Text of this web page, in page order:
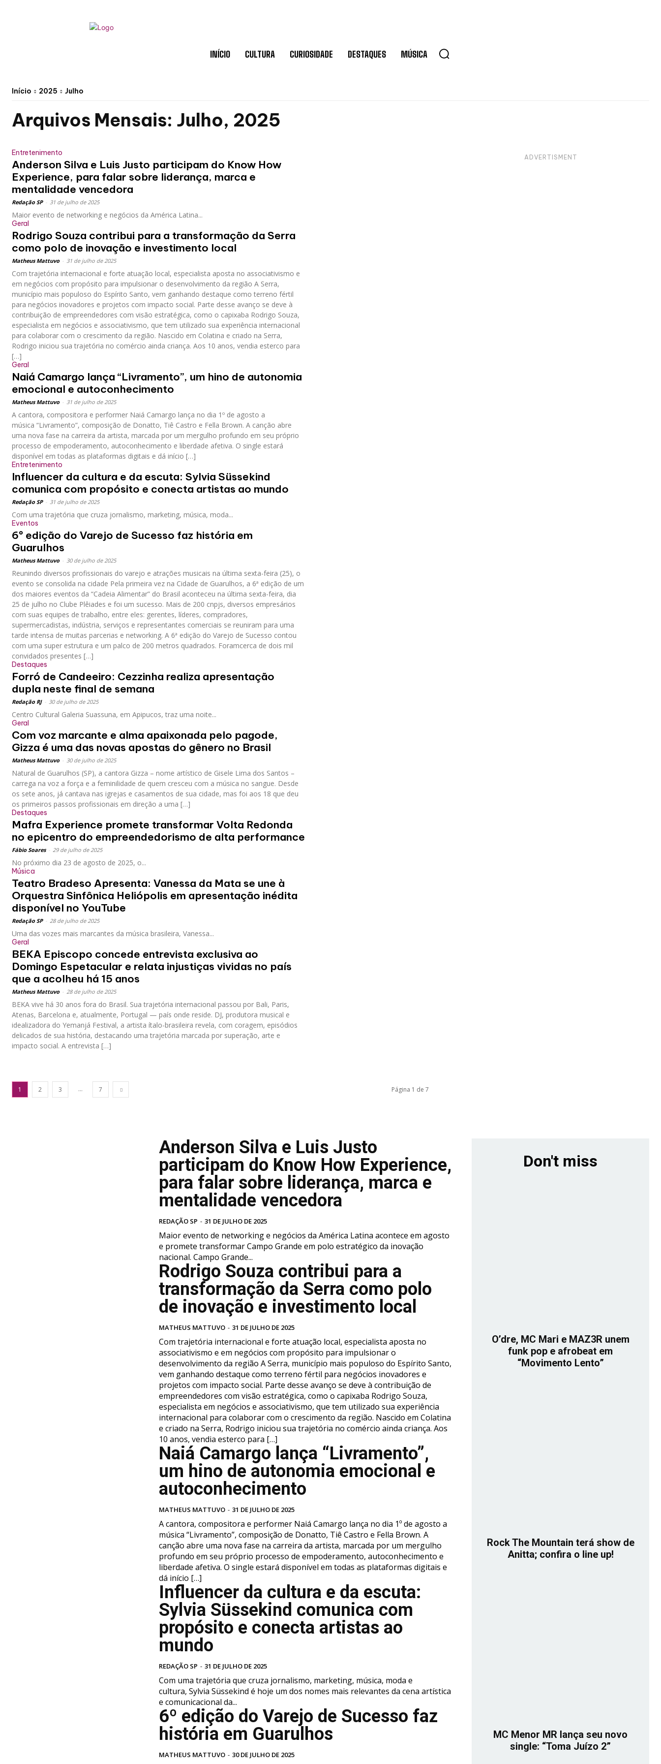
INÍCIO CULTURA CURIOSIDADE DESTAQUES MÚSICA
Início 2025 Julho
Arquivos Mensais: Julho, 2025
Entretenimento
Anderson Silva e Luis Justo participam do Know How
Experience, para falar sobre liderança, marca e
mentalidade vencedora
Redação SP 31 de julho de 2025
Maior evento de networking e negócios da América Latina...
Geral
Rodrigo Souza contribui para a transformação da Serra
como polo de inovação e investimento local
Matheus Mattuvo 31 de julho de 2025
Com trajetória internacional e forte atuação local, especialista aposta no associativismo e
em negócios com propósito para impulsionar o desenvolvimento da região A Serra,
município mais populoso do Espírito Santo, vem ganhando destaque como terreno fértil
para negócios inovadores e projetos com impacto social. Parte desse avanço se deve à
contribuição de empreendedores com visão estratégica, como o capixaba Rodrigo Souza,
especialista em negócios e associativismo, que tem utilizado sua experiência internacional
para colaborar com o crescimento da região. Nascido em Colatina e criado na Serra,
Rodrigo iniciou sua trajetória no comércio ainda criança. Aos 10 anos, vendia esterco para
[…]
Geral
Naiá Camargo lança “Livramento”, um hino de autonomia
emocional e autoconhecimento
Matheus Mattuvo 31 de julho de 2025
A cantora, compositora e performer Naiá Camargo lança no dia 1º de agosto a
música “Livramento”, composição de Donatto, Tiê Castro e Fella Brown. A canção abre
uma nova fase na carreira da artista, marcada por um mergulho profundo em seu próprio
processo de empoderamento, autoconhecimento e liberdade afetiva. O single estará
disponível em todas as plataformas digitais e dá início […]
Entretenimento
Influencer da cultura e da escuta: Sylvia Süssekind
comunica com propósito e conecta artistas ao mundo
Redação SP 31 de julho de 2025
Com uma trajetória que cruza jornalismo, marketing, música, moda...
Eventos
6º edição do Varejo de Sucesso faz história em
Guarulhos
Matheus Mattuvo 30 de julho de 2025
Reunindo diversos profissionais do varejo e atrações musicais na última sexta-feira (25), o
evento se consolida na cidade Pela primeira vez na Cidade de Guarulhos, a 6ª edição de um
dos maiores eventos da “Cadeia Alimentar” do Brasil aconteceu na última sexta-feira, dia
25 de julho no Clube Plêiades e foi um sucesso. Mais de 200 cnpjs, diversos empresários
com suas equipes de trabalho, entre eles: gerentes, líderes, compradores,
supermercadistas, indústria, serviços e representantes comerciais se reuniram para uma
tarde intensa de muitas parcerias e networking. A 6ª edição do Varejo de Sucesso contou
com uma super estrutura e um palco de 200 metros quadrados. Foramcerca de dois mil
convidados presentes […]
Destaques
Forró de Candeeiro: Cezzinha realiza apresentação
dupla neste final de semana
Redação RJ 30 de julho de 2025
Centro Cultural Galeria Suassuna, em Apipucos, traz uma noite...
Geral
Com voz marcante e alma apaixonada pelo pagode,
Gizza é uma das novas apostas do gênero no Brasil
Matheus Mattuvo 30 de julho de 2025
Natural de Guarulhos (SP), a cantora Gizza – nome artístico de Gisele Lima dos Santos –
carrega na voz a força e a feminilidade de quem cresceu com a música no sangue. Desde
os sete anos, já cantava nas igrejas e casamentos de sua cidade, mas foi aos 18 que deu
os primeiros passos profissionais em direção a uma […]
Destaques
Mafra Experience promete transformar Volta Redonda
no epicentro do empreendedorismo de alta performance
Fábio Soares 29 de julho de 2025
No próximo dia 23 de agosto de 2025, o...
Música
Teatro Bradeso Apresenta: Vanessa da Mata se une à
Orquestra Sinfônica Heliópolis em apresentação inédita
disponível no YouTube
Redação SP 28 de julho de 2025
Uma das vozes mais marcantes da música brasileira, Vanessa...
Geral
BEKA Episcopo concede entrevista exclusiva ao
Domingo Espetacular e relata injustiças vividas no país
que a acolheu há 15 anos
Matheus Mattuvo 28 de julho de 2025
BEKA vive há 30 anos fora do Brasil. Sua trajetória internacional passou por Bali, Paris,
Atenas, Barcelona e, atualmente, Portugal — país onde reside. DJ, produtora musical e
idealizadora do Yemanjá Festival, a artista ítalo-brasileira revela, com coragem, episódios
delicados de sua história, destacando uma trajetória marcada por superação, arte e
impacto social. A entrevista […]
1 2 3 ... 7 Página 1 de 7
ADVERTISMENT
Anderson Silva e Luis Justo
participam do Know How Experience,
para falar sobre liderança, marca e
mentalidade vencedora
REDAÇÃO SP - 31 DE JULHO DE 2025
Maior evento de networking e negócios da América Latina acontece em agosto
e promete transformar Campo Grande em polo estratégico da inovação
nacional. Campo Grande...
Rodrigo Souza contribui para a
transformação da Serra como polo
de inovação e investimento local
MATHEUS MATTUVO - 31 DE JULHO DE 2025
Com trajetória internacional e forte atuação local, especialista aposta no
associativismo e em negócios com propósito para impulsionar o
desenvolvimento da região A Serra, município mais populoso do Espírito Santo,
vem ganhando destaque como terreno fértil para negócios inovadores e
projetos com impacto social. Parte desse avanço se deve à contribuição de
empreendedores com visão estratégica, como o capixaba Rodrigo Souza,
especialista em negócios e associativismo, que tem utilizado sua experiência
internacional para colaborar com o crescimento da região. Nascido em Colatina
e criado na Serra, Rodrigo iniciou sua trajetória no comércio ainda criança. Aos
10 anos, vendia esterco para […]
Naiá Camargo lança “Livramento”,
um hino de autonomia emocional e
autoconhecimento
MATHEUS MATTUVO - 31 DE JULHO DE 2025
A cantora, compositora e performer Naiá Camargo lança no dia 1º de agosto a
música “Livramento”, composição de Donatto, Tiê Castro e Fella Brown. A
canção abre uma nova fase na carreira da artista, marcada por um mergulho
profundo em seu próprio processo de empoderamento, autoconhecimento e
liberdade afetiva. O single estará disponível em todas as plataformas digitais e
dá início […]
Influencer da cultura e da escuta:
Sylvia Süssekind comunica com
propósito e conecta artistas ao
mundo
REDAÇÃO SP - 31 DE JULHO DE 2025
Com uma trajetória que cruza jornalismo, marketing, música, moda e
cultura, Sylvia Süssekind é hoje um dos nomes mais relevantes da cena artística
e comunicacional da...
6º edição do Varejo de Sucesso faz
história em Guarulhos
MATHEUS MATTUVO - 30 DE JULHO DE 2025
Don't miss
O’dre, MC Mari e MAZ3R unem
funk pop e afrobeat em
“Movimento Lento”
Rock The Mountain terá show de
Anitta; confira o line up!
MC Menor MR lança seu novo
single: “Toma Juízo 2”